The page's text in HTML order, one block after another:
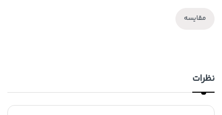
مقایسه
نظرات